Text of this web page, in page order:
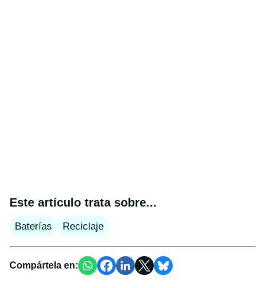
Este artículo trata sobre...
Baterías Reciclaje
Compártela en: